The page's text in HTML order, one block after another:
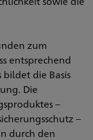
zum
entsprechend
die Basis
Die
–
–
durch den